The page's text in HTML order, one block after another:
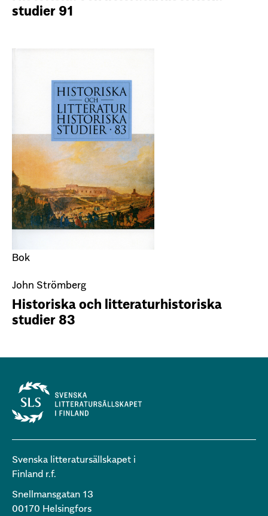
studier 91
Bok
John Strömberg
Historiska och litteraturhistoriska
studier 83
Svenska litteratursällskapet i
Finland r.f.
Snellmansgatan 13
00170 Helsingfors